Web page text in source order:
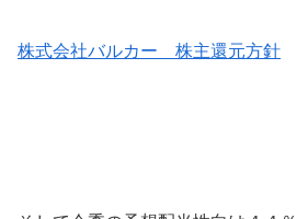
株式会社バルカー 株主還元方針